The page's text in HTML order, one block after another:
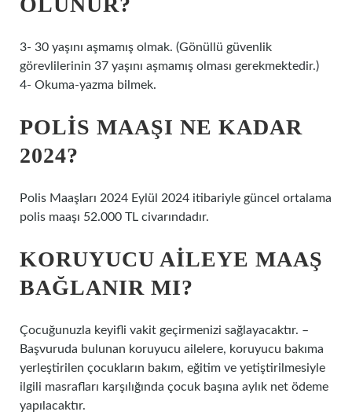
3- 30 yaşını aşmamış olmak. (Gönüllü güvenlik
görevlilerinin 37 yaşını aşmamış olması gerekmektedir.)
4- Okuma-yazma bilmek.
POLIS MAAŞI NE KADAR
2024?
Polis Maaşları 2024 Eylül 2024 itibariyle güncel ortalama
polis maaşı 52.000 TL civarındadır.
KORUYUCU AILEYE MAAŞ
BAĞLANIR MI?
Çocuğunuzla keyifli vakit geçirmenizi sağlayacaktır. –
Başvuruda bulunan koruyucu ailelere, koruyucu bakıma
yerleştirilen çocukların bakım, eğitim ve yetiştirilmesiyle
ilgili masrafları karşılığında çocuk başına aylık net ödeme
yapılacaktır.